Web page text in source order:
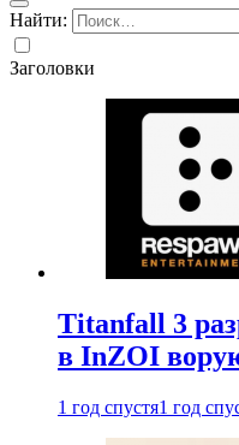
Найти:
Заголовки
Titanfall 3
в InZOI
1 год спустя1 год